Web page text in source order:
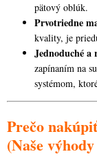
pätový oblúk.
Prvotriedne
kvality, je
Jednoduché a
zapínaním na
systémom,
Prečo
(Naše